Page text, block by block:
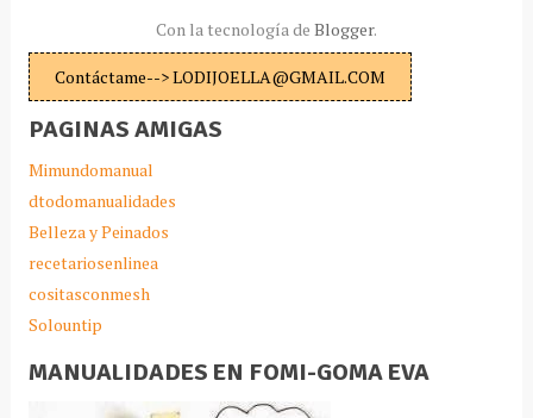
Con la tecnología de Blogger.
Contáctame--> LODIJOELLA@GMAIL.COM
PAGINAS AMIGAS
Mimundomanual
dtodomanualidades
Belleza y Peinados
recetariosenlinea
cositasconmesh
Solountip
MANUALIDADES EN FOMI-GOMA EVA